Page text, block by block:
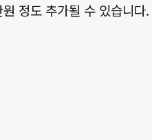
정도 추가될 수 있습니다.